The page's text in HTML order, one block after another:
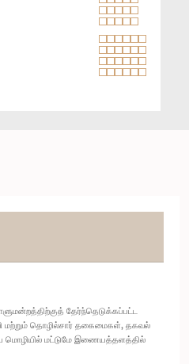
தேர்ந்தெடுக்கப்பட்ட
மற்றும் தொழில்சார் தகைமைகள், தகவல்
மொழியில் மட்டுமே இணையத்தளத்தில்